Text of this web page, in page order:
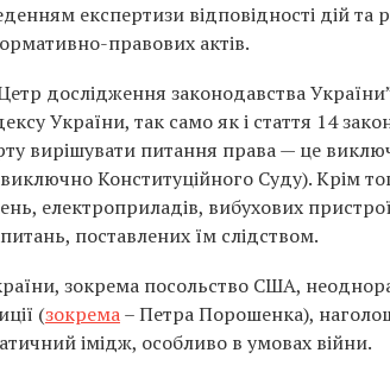
експертизи відповідності дій
правових актів.
дослідження законодавства
України, так само як і стаття 14
вирішувати питання права — це
Конституційного Суду). Крім
електроприладів, вибухових
поставлених їм слідством.
зокрема посольство США,
(зокрема– Петра Порошенка),
імідж, особливо в умовах війни.